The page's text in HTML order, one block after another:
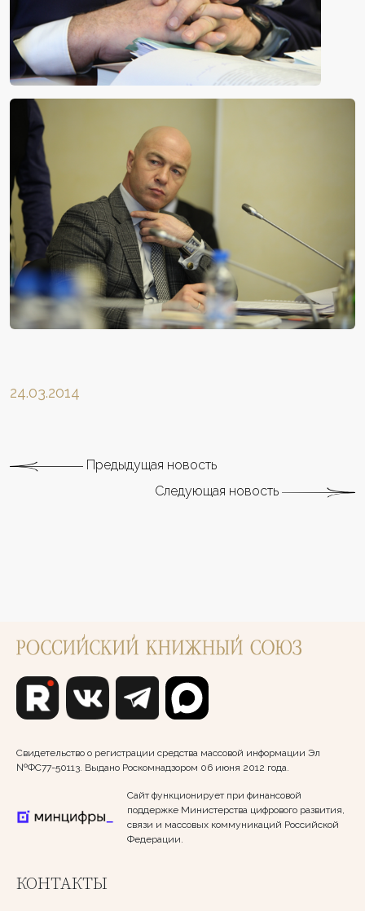
24.03.2014
Предыдущая новость
Следующая новость
Свидетельство о регистрации средства массовой информации Эл
№ФС77-50113. Выдано Роскомнадзором 06 июня 2012 года.
Сайт функционирует при финансовой
поддержке Министерства цифрового развития,
связи и массовых коммуникаций Российской
Федерации.
КОНТАКТЫ